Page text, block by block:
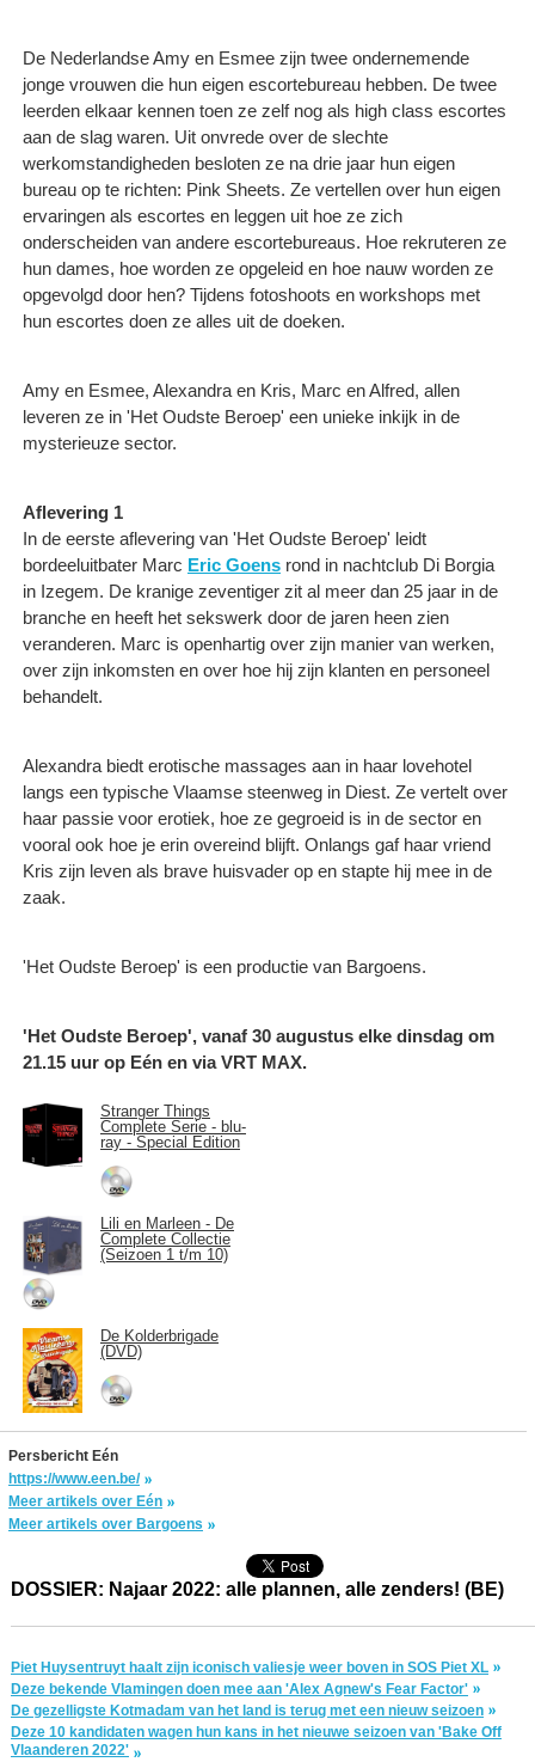
De Nederlandse Amy en Esmee zijn twee ondernemende
jonge vrouwen die hun eigen escortebureau hebben. De twee
leerden elkaar kennen toen ze zelf nog als high class escortes
aan de slag waren. Uit onvrede over de slechte
werkomstandigheden besloten ze na drie jaar hun eigen
bureau op te richten: Pink Sheets. Ze vertellen over hun eigen
ervaringen als escortes en leggen uit hoe ze zich
onderscheiden van andere escortebureaus. Hoe rekruteren ze
hun dames, hoe worden ze opgeleid en hoe nauw worden ze
opgevolgd door hen? Tijdens fotoshoots en workshops met
hun escortes doen ze alles uit de doeken.
Amy en Esmee, Alexandra en Kris, Marc en Alfred, allen
leveren ze in 'Het Oudste Beroep' een unieke inkijk in de
mysterieuze sector.
Aflevering 1
In de eerste aflevering van 'Het Oudste Beroep' leidt
bordeeluitbater Marc Eric Goens rond in nachtclub Di Borgia
in Izegem. De kranige zeventiger zit al meer dan 25 jaar in de
branche en heeft het sekswerk door de jaren heen zien
veranderen. Marc is openhartig over zijn manier van werken,
over zijn inkomsten en over hoe hij zijn klanten en personeel
behandelt.
Alexandra biedt erotische massages aan in haar lovehotel
langs een typische Vlaamse steenweg in Diest. Ze vertelt over
haar passie voor erotiek, hoe ze gegroeid is in de sector en
vooral ook hoe je erin overeind blijft. Onlangs gaf haar vriend
Kris zijn leven als brave huisvader op en stapte hij mee in de
zaak.
'Het Oudste Beroep' is een productie van Bargoens.
'Het Oudste Beroep', vanaf 30 augustus elke dinsdag om
21.15 uur op Eén en via VRT MAX.
Stranger Things
Complete Serie - blu-
ray - Special Edition
Lili en Marleen - De
Complete Collectie
(Seizoen 1 t/m 10)
De Kolderbrigade
(DVD)
Persbericht Eén
https://www.een.be/
Meer artikels over Eén
Meer artikels over Bargoens
DOSSIER: Najaar 2022: alle plannen, alle zenders! (BE)
Piet Huysentruyt haalt zijn iconisch valiesje weer boven in SOS Piet XL
Deze bekende Vlamingen doen mee aan 'Alex Agnew's Fear Factor'
De gezelligste Kotmadam van het land is terug met een nieuw seizoen
Deze 10 kandidaten wagen hun kans in het nieuwe seizoen van 'Bake Off
Vlaanderen 2022'